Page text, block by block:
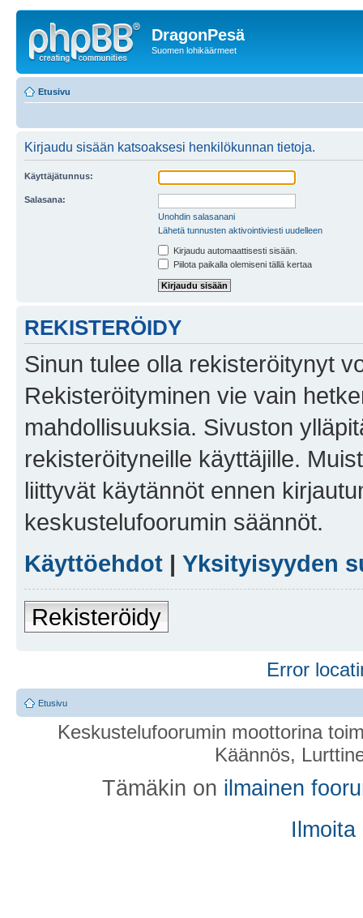
DragonPesä
Suomen lohikäärmeet
Etusivu
Kirjaudu sisään katsoaksesi henkilökunnan tietoja.
Käyttäjätunnus:
Salasana:
Unohdin salasanani
Lähetä tunnusten aktivointiviesti uudelleen
Kirjaudu automaattisesti sisään.
Piilota paikalla olemiseni tällä kertaa
REKISTERÖIDY
Sinun tulee olla rekisteröitynyt
Rekisteröityminen vie vain
mahdollisuuksia. Sivuston
rekisteröityneille käyttäjille.
liittyvät käytännöt ennen
keskustelufoorumin säännöt.
Käyttöehdot | Yksityisyyden
Rekisteröidy
Error
Etusivu
Keskustelufoorumin moottorina
Käännös,
Tämäkin on ilmainen